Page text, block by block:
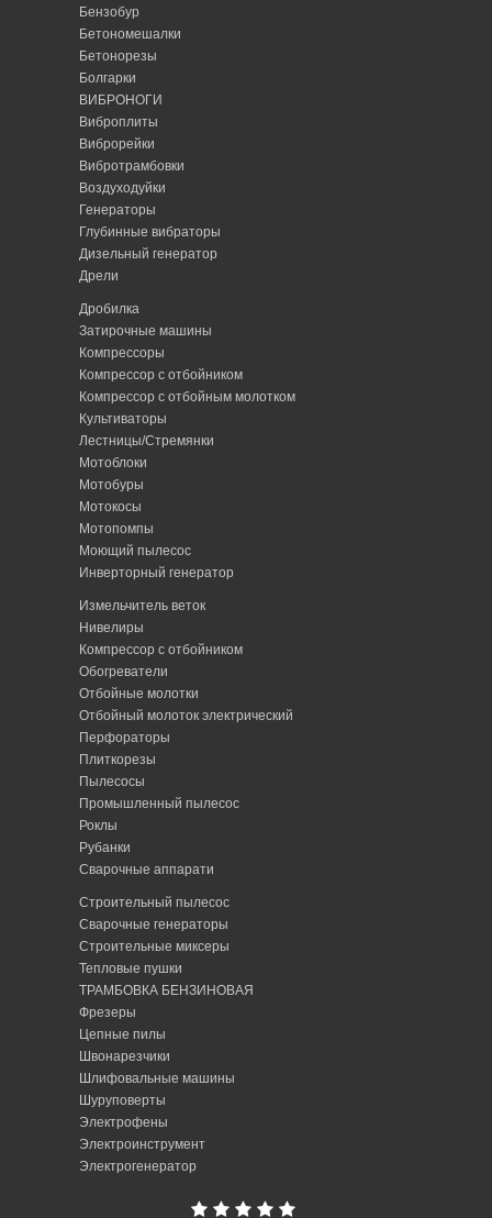
Бензобур
Бетономешалки
Бетонорезы
Болгарки
ВИБРОНОГИ
Виброплиты
Виброрейки
Вибротрамбовки
Воздуходуйки
Генераторы
Глубинные вибраторы
Дизельный генератор
Дрели
Дробилка
Затирочные машины
Компрессоры
Компрессор с отбойником
Компрессор с отбойным молотком
Культиваторы
Лестницы/Стремянки
Мотоблоки
Мотобуры
Мотокосы
Мотопомпы
Моющий пылесос
Инверторный генератор
Измельчитель веток
Нивелиры
Компрессор с отбойником
Обогреватели
Отбойные молотки
Отбойный молоток электрический
Перфораторы
Плиткорезы
Пылесосы
Промышленный пылесос
Роклы
Рубанки
Сварочные аппарати
Строительный пылесос
Сварочные генераторы
Строительные миксеры
Тепловые пушки
ТРАМБОВКА БЕНЗИНОВАЯ
Фрезеры
Цепные пилы
Швонарезчики
Шлифовальные машины
Шуруповерты
Электрофены
Электроинструмент
Электрогенератор